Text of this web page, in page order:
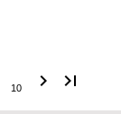
10 chevron_right last_page